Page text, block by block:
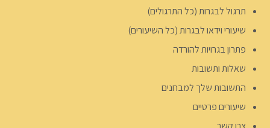
תרגול לבגרות (כל התרגולים)
שיעורי וידאו לבגרות (כל השיעורים)
פתרון בגרויות להורדה
שאלות ותשובות
התשובות שלך למבחנים
שיעורים פרטיים